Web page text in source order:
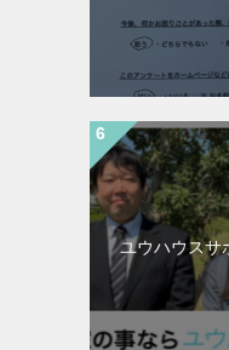
ユウハウスサ